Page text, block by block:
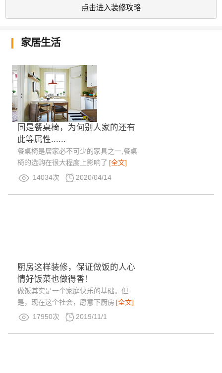
点击进入装修攻略
家居生活
同是餐桌椅，为何别人家的还有
此等属性......
餐桌椅是居家必不可少的家具之一,餐桌
椅的选购在很大程度上影响了 [全文]
14034次
2020/04/14
厨房这样装修，保证做饭的人心
情好饭菜也做得香！
做饭其实是一个家庭快乐的基础。但
是，现在这个社会，愿意下厨房 [全文]
17950次
2019/11/1